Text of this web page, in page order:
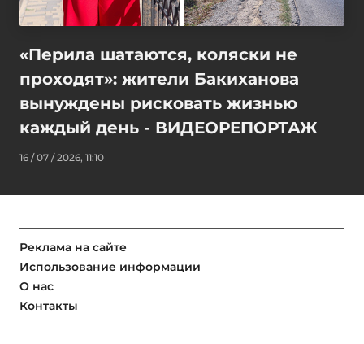
«Перила шатаются, коляски не
проходят»: жители Бакиханова
вынуждены рисковать жизнью
каждый день - ВИДЕОРЕПОРТАЖ
16 / 07 / 2026, 11:10
Реклама на сайте
Использование информации
О нас
Контакты